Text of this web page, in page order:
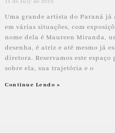
Uma grande artista do Paraná já
em várias situações, com
nome dela é Maureen Miranda,
desenha, é atriz e até mesmo já
diretora. Reservamos este
sobre ela, sua trajetória e o
Continue Lendo »